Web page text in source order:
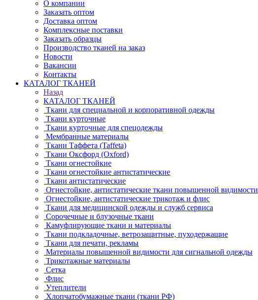
О компании
Заказать оптом
Доставка оптом
Комплексные поставки
Заказать образцы
Производство тканей на заказ
Новости
Вакансии
Контакты
КАТАЛОГ ТКАНЕЙ
Назад
КАТАЛОГ ТКАНЕЙ
Ткани для специальной и корпоративной одежды
Ткани курточные
Ткани курточные для спецодежды
Мембранные материалы
Ткани Таффета (Taffeta)
Ткани Оксфорд (Oxford)
Ткани огнестойкие
Ткани огнестойкие антистатические
Ткани антистатические
Огнестойкие, антистатические ткани повышенной видимости
Огнестойкие, антистатические трикотаж и флис
Ткани для медицинской одежды и служб сервиса
Сорочечные и блузочные ткани
Камуфлирующие ткани и материалы
Ткани подкладочные, ветрозащитные, пуходержащие
Ткани для печати, рекламы
Материалы повышенной видимости для сигнальной одежды
Трикотажные материалы
Сетка
Флис
Утеплители
Хлопчатобумажные ткани (ткани РФ)